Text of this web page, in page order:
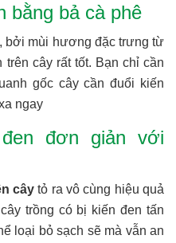
bằng bả cà phê
bởi mùi hương đặc trưng từ
cây rất tốt. Bạn chỉ cần
gốc cây cần đuổi kiến
ngay
đơn giản với
cây tỏ ra vô cùng hiệu quả
trồng có bị kiến đen tấn
loại bỏ sạch sẽ mà vẫn an